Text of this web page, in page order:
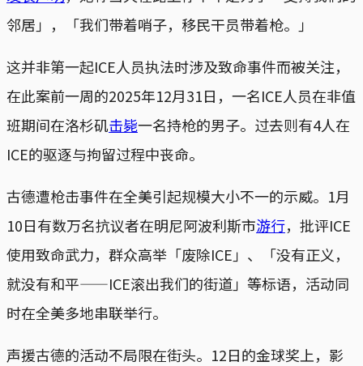
邻居」，「我们带着哨子，移民干员带着枪。」
这并非第一起ICE人员执法时涉及致命事件而被关注，
在此案前一周的2025年12月31日，一名ICE人员在非值
班期间在洛杉矶击毙一名持枪的男子。过去则有4人在
ICE的驱逐与拘留过程中丧命。
古德遭枪击事件在全美引起规模大小不一的示威。1月
10日有数万名抗议者在明尼阿波利斯市游行，批评ICE
使用致命武力，群众高举「废除ICE」、「没有正义，
就没有和平——ICE滚出我们的街道」等标语，活动同
时在全美多地串联举行。
声援古德的活动不局限在街头。12日的金球奖上，影